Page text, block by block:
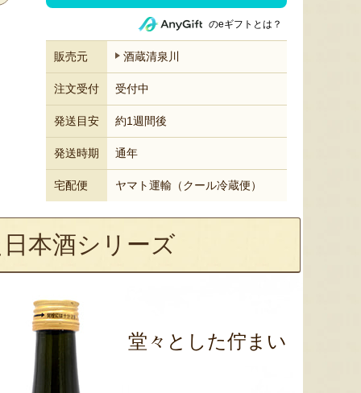
のeギフトとは？
販売元 酒蔵清泉川
注文受付 受付中
発送目安 約1週間後
発送時期 通年
宅配便 ヤマト運輸（クール冷蔵便）
本酒シリーズ
堂々とした佇まい